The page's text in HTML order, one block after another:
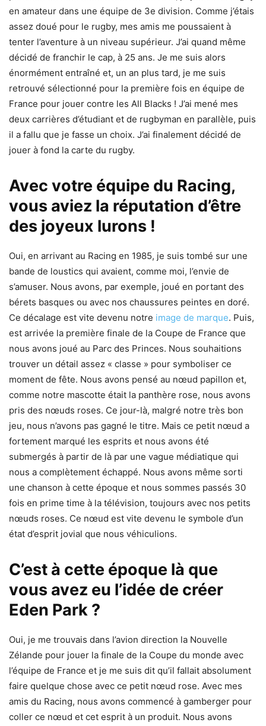
en amateur dans une équipe de 3e division. Comme j’étais
assez doué pour le rugby, mes amis me poussaient à
tenter l’aventure à un niveau supérieur. J’ai quand même
décidé de franchir le cap, à 25 ans. Je me suis alors
énormément entraîné et, un an plus tard, je me suis
retrouvé sélectionné pour la première fois en équipe de
France pour jouer contre les All Blacks ! J’ai mené mes
deux carrières d’étudiant et de rugbyman en parallèle, puis
il a fallu que je fasse un choix. J’ai finalement décidé de
jouer à fond la carte du rugby.
Avec votre équipe du Racing,
vous aviez la réputation d’être
des joyeux lurons !
Oui, en arrivant au Racing en 1985, je suis tombé sur une
bande de loustics qui avaient, comme moi, l’envie de
s’amuser. Nous avons, par exemple, joué en portant des
bérets basques ou avec nos chaussures peintes en doré.
Ce décalage est vite devenu notre image de marque. Puis,
est arrivée la première finale de la Coupe de France que
nous avons joué au Parc des Princes. Nous souhaitions
trouver un détail assez « classe » pour symboliser ce
moment de fête. Nous avons pensé au nœud papillon et,
comme notre mascotte était la panthère rose, nous avons
pris des nœuds roses. Ce jour-là, malgré notre très bon
jeu, nous n’avons pas gagné le titre. Mais ce petit nœud a
fortement marqué les esprits et nous avons été
submergés à partir de là par une vague médiatique qui
nous a complètement échappé. Nous avons même sorti
une chanson à cette époque et nous sommes passés 30
fois en prime time à la télévision, toujours avec nos petits
nœuds roses. Ce nœud est vite devenu le symbole d’un
état d’esprit jovial que nous véhiculions.
C’est à cette époque là que
vous avez eu l’idée de créer
Eden Park ?
Oui, je me trouvais dans l’avion direction la Nouvelle
Zélande pour jouer la finale de la Coupe du monde avec
l’équipe de France et je me suis dit qu’il fallait absolument
faire quelque chose avec ce petit nœud rose. Avec mes
amis du Racing, nous avons commencé à gamberger pour
coller ce nœud et cet esprit à un produit. Nous avons